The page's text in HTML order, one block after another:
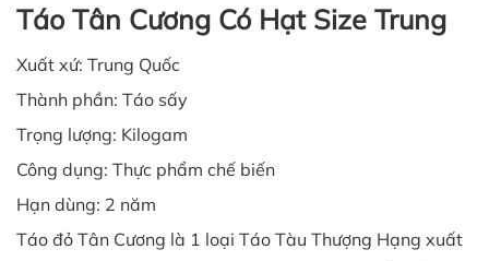
Táo Tân Cương Có Hạt Size Trung
Xuất xứ: Trung Quốc
Thành phần: Táo sấy
Trọng lượng: Kilogam
Công dụng: Thực phẩm chế biến
Hạn dùng: 2 năm
Táo đỏ Tân Cương là 1 loại Táo Tàu Thượng Hạng xuất